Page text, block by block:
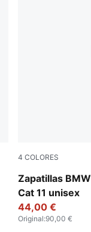
4 COLORES
Zapatillas
Cat 11 unisex
PUMA Black-
44,00 €
Original:90,00 €